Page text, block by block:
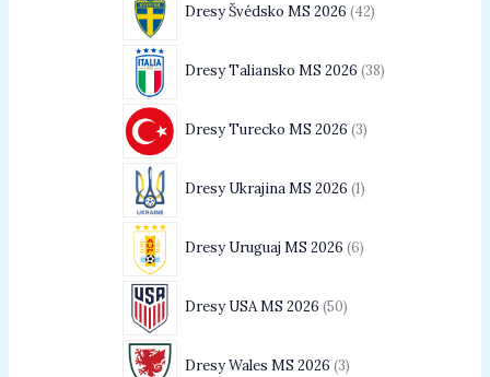
Dresy Švédsko MS 2026 42
Dresy Taliansko MS 2026 38
Dresy Turecko MS 2026 3
Dresy Ukrajina MS 2026 1
Dresy Uruguaj MS 2026 6
Dresy USA MS 2026 50
Dresy Wales MS 2026 3